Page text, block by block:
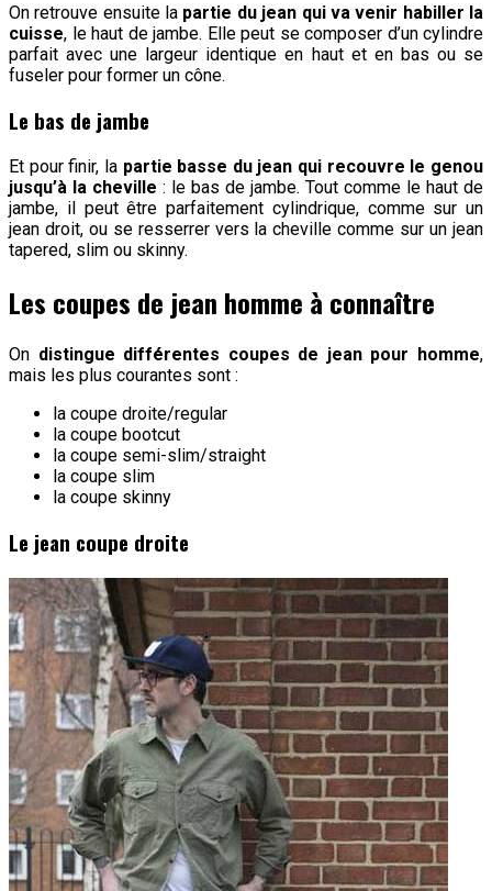
On retrouve ensuite la partie du jean qui va venir habiller la
cuisse, le haut de jambe. Elle peut se composer d’un cylindre
parfait avec une largeur identique en haut et en bas ou se
fuseler pour former un cône.
Le bas de jambe
Et pour finir, la partie basse du jean qui recouvre le genou
jusqu’à la cheville : le bas de jambe. Tout comme le haut de
jambe, il peut être parfaitement cylindrique, comme sur un
jean droit, ou se resserrer vers la cheville comme sur un jean
tapered, slim ou skinny.
Les coupes de jean homme à connaître
On distingue différentes coupes de jean pour homme,
mais les plus courantes sont :
la coupe droite/regular
la coupe bootcut
la coupe semi-slim/straight
la coupe slim
la coupe skinny
Le jean coupe droite